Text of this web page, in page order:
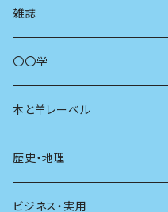
コミュニティ
商いとは
雑誌
母の友
ユリイカ
現代思想
新潮
〇〇学
動物
自然
科学
本と羊レーベル
電子版（EPub）
電子版（PDF）
歴史・地理
歴史
ビジネス・実用